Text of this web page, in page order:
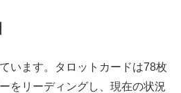
います。タロットカードは78枚
をリーディングし、現在の状況